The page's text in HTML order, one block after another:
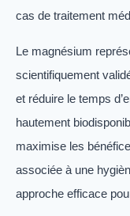
cas de traitement
Le magnésium
scientifiquement
et réduire le temps
hautement
maximise les
associée à une
approche efficace